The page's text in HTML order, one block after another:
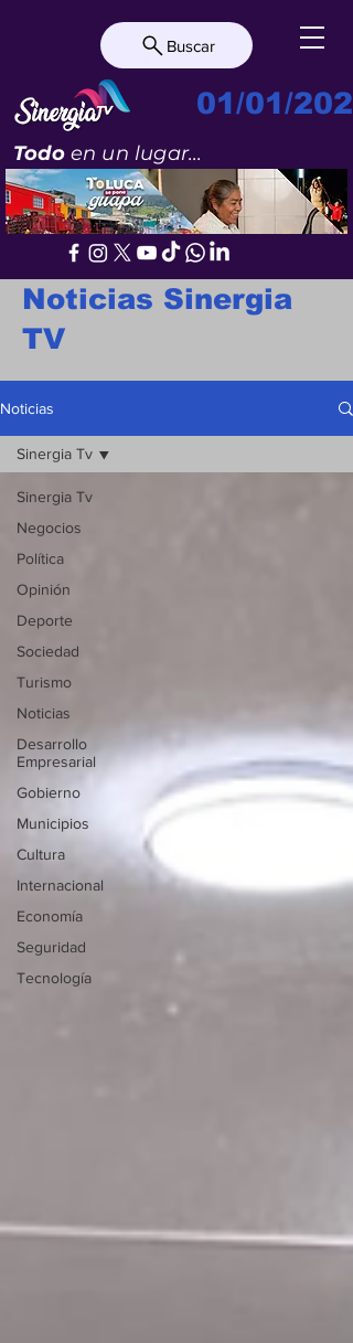
Buscar
01/01/
Todoen un lugar...
Noticias Sinergia
TV
Noticias
Sinergia Tv
Negocios
Política
Opinión
Deporte
Sociedad
Turismo
Noticias
Desarrollo
Empresarial
Gobierno
Municipios
Cultura
Internacional
Economía
Seguridad
Tecnología
Sinergia Tv